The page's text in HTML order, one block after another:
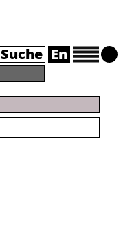
Suche En